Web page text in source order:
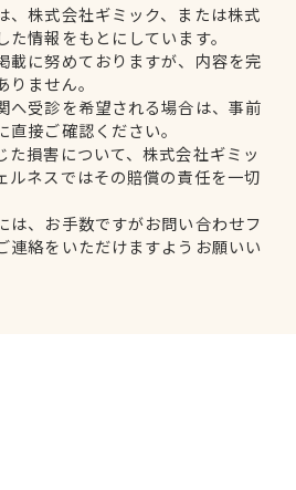
、株式会社ギミック、または株式
情報をもとにしています。
載に努めておりますが、内容を完
ません。
へ受診を希望される場合は、事前
接ご確認ください。
た損害について、株式会社ギミッ
ルネスではその賠償の責任を一切
は、お手数ですがお問い合わせフ
連絡をいただけますようお願いい